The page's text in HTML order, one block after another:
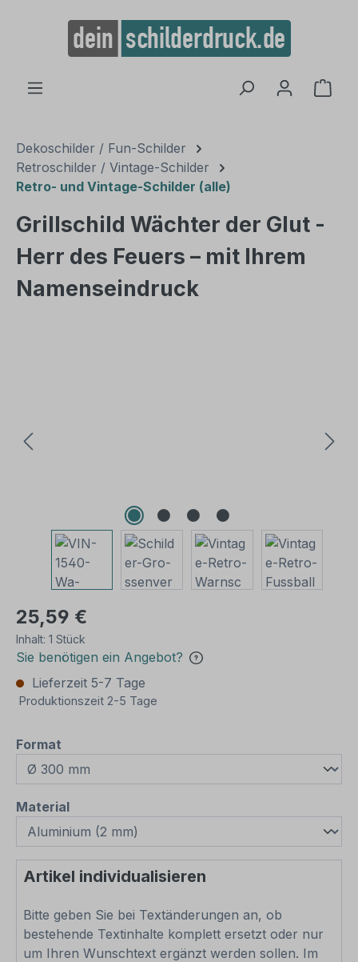
springen
Dekoschilder / Fun-Schilder
Retroschilder / Vintage-Schilder
Retro- und Vintage-Schilder (alle)
Grillschild Wächter der Glut -
Herr des Feuers – mit Ihrem
Namenseindruck
25,59 €
Inhalt: 1 Stück
Sie benötigen ein Angebot?
Lieferzeit 5-7 Tage
Produktionszeit 2-5 Tage
Format
Materialauswählen
Artikel individualisieren
Bitte geben Sie bei Textänderungen an, ob
bestehende Textinhalte komplett ersetzt oder nur
um Ihren Wunschtext ergänzt werden sollen. Im